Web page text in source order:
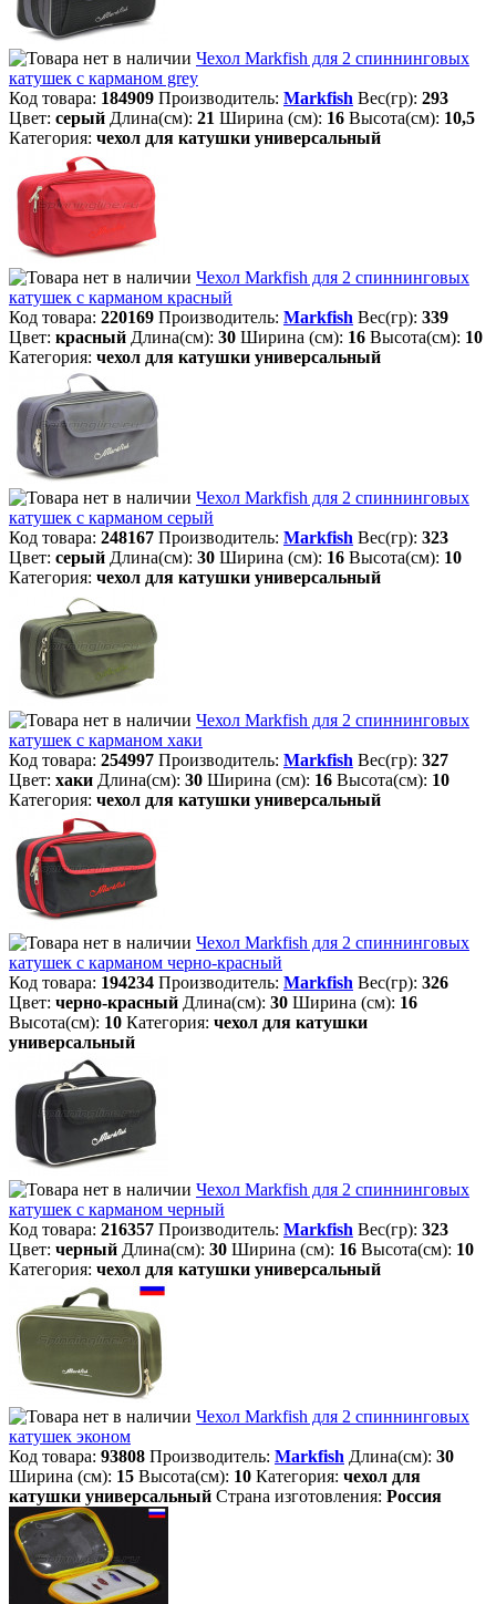
Чехол Markfish для 2 спиннинговых
катушек с карманом grey
Код товара: 184909 Производитель: Markfish Вес(гр): 293
Цвет: серый Длина(см): 21 Ширина (см): 16 Высота(см): 10,5
Категория: чехол для катушки универсальный
Чехол Markfish для 2 спиннинговых
катушек с карманом красный
Код товара: 220169 Производитель: Markfish Вес(гр): 339
Цвет: красный Длина(см): 30 Ширина (см): 16 Высота(см): 10
Категория: чехол для катушки универсальный
Чехол Markfish для 2 спиннинговых
катушек с карманом серый
Код товара: 248167 Производитель: Markfish Вес(гр): 323
Цвет: серый Длина(см): 30 Ширина (см): 16 Высота(см): 10
Категория: чехол для катушки универсальный
Чехол Markfish для 2 спиннинговых
катушек с карманом хаки
Код товара: 254997 Производитель: Markfish Вес(гр): 327
Цвет: хаки Длина(см): 30 Ширина (см): 16 Высота(см): 10
Категория: чехол для катушки универсальный
Чехол Markfish для 2 спиннинговых
катушек с карманом черно-красный
Код товара: 194234 Производитель: Markfish Вес(гр): 326
Цвет: черно-красный Длина(см): 30 Ширина (см): 16
Высота(см): 10 Категория: чехол для катушки
универсальный
Чехол Markfish для 2 спиннинговых
катушек с карманом черный
Код товара: 216357 Производитель: Markfish Вес(гр): 323
Цвет: черный Длина(см): 30 Ширина (см): 16 Высота(см): 10
Категория: чехол для катушки универсальный
Чехол Markfish для 2 спиннинговых
катушек эконом
Код товара: 93808 Производитель: Markfish Длина(см): 30
Ширина (см): 15 Высота(см): 10 Категория: чехол для
катушки универсальный Страна изготовления: Россия